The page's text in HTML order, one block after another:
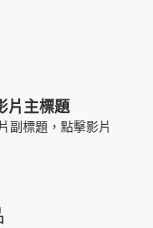
片主標題
副標題，點擊影片